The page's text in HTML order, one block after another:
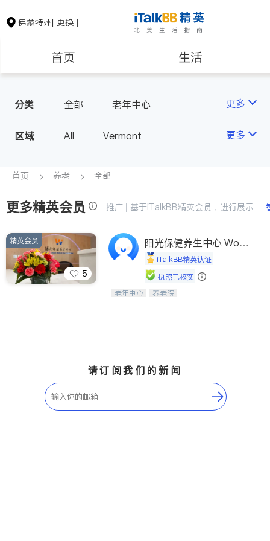
佛蒙特州[ 更换 ]
首页 生活
房地产租售
教育
非盈利组织
分类 全部 老年中心 更多
区域 All Vermont 更多
首页 养老 全部
更多精英会员 推广 | 基于iTalkBB精英会员，进行展示
5
精英会员
阳光保健养生中心 World
shineiTalkBB精英认证
执照已核实
阳光保健养生中心为老年人提供日间护
老年中心 养老院
请订阅我们的新闻